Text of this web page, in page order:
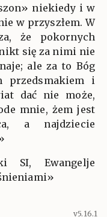
niekiedy i w
w przyszłem. W
że pokornych
się za nimi nie
ale za to Bóg
przedsmakiem i
dać nie może,
mnie, żem jest
a najdziecie
SI, Ewangelje
v5.16.1